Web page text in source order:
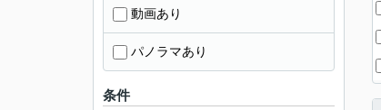
動画あり
パノラマあり
条件